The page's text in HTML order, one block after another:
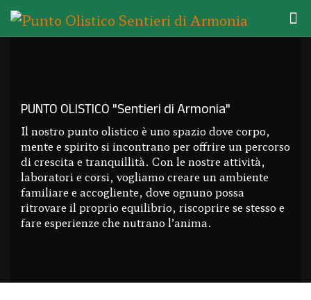
PUNTO OLISTICO "Sentieri di Armonia"
Il nostro punto olistico è uno spazio dove corpo,
mente e spirito si incontrano per offrire un percorso
di crescita e tranquillità. Con le nostre attività,
laboratori e corsi, vogliamo creare un ambiente
familiare e accogliente, dove ognuno possa
ritrovare il proprio equilibrio, riscoprire se stesso e
fare esperienze che nutrano l’anima.